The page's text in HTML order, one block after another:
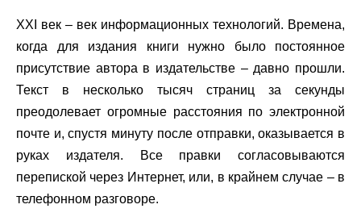
XXI
век – век информационных технологий. Времена,
когда для издания книги нужно было постоянное
присутствие автора в издательстве – давно прошли.
Текст в несколько тысяч страниц за секунды
преодолевает огромные расстояния по электронной
почте и, спустя минуту после отправки, оказывается в
руках издателя. Все правки согласовываются
перепиской через Интернет, или, в крайнем случае – в
телефонном разговоре.